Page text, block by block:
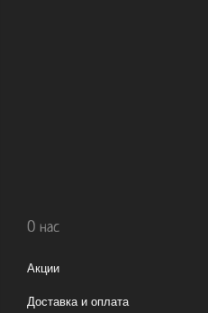
О нас
Акции
Доставка и оплата